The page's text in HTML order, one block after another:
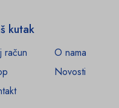
kutak
račun
O nama
Novosti